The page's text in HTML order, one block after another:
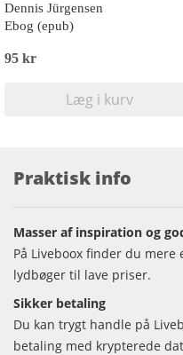
Dennis Jürgensen
Ebog (epub)
95 kr
Læg i kurv
Praktisk info
Masser af inspiration og
På Liveboox finder du mere
lydbøger til lave priser.
Sikker betaling
Du kan trygt handle på
betaling med krypterede